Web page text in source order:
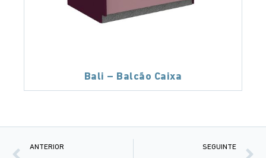
Bali – Balcão Caixa
ANTERIOR SEGUINTE